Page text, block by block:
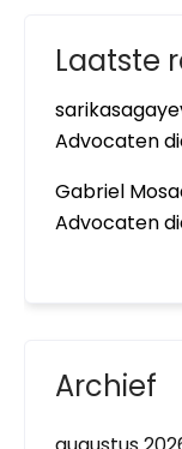
Laatste
Advocaten
Gabriel
Advocaten
Archief